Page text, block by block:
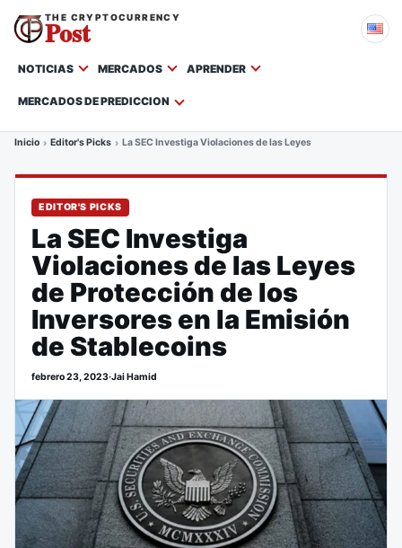
THE CRYPTOCURRENCY
Post
NOTICIAS MERCADOS APRENDER
MERCADOS DE PREDICCION
Inicio Editor's Picks La SEC Investiga Violaciones de las Leyes de Protección de
EDITOR'S PICKS
La SEC Investiga
Violaciones de las Leyes
de Protección de los
Inversores en la Emisión
de Stablecoins
febrero 23, 2023·Jai Hamid